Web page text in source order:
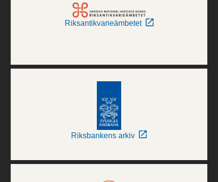
Riksantikvarieämbetet
Riksbankens arkiv